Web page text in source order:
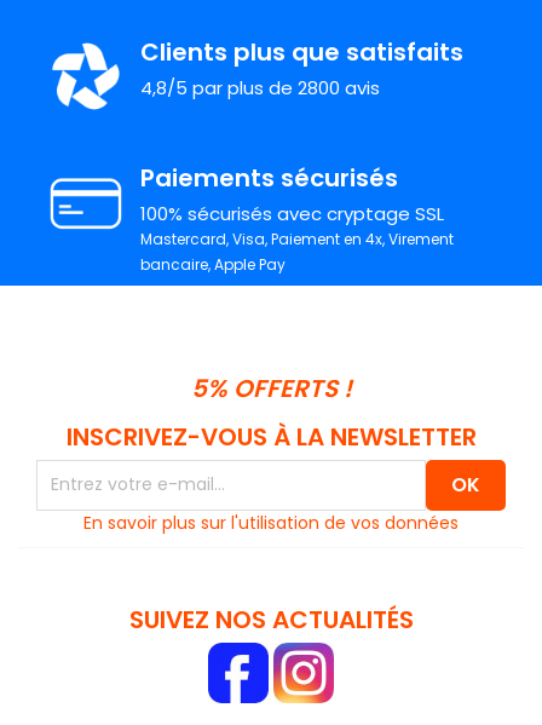
Clients plus que satisfaits
4,8/5 par plus de 2800 avis
Paiements sécurisés
100% sécurisés avec cryptage SSL
Mastercard, Visa, Paiement en 4x, Virement
bancaire, Apple Pay
5% OFFERTS !
INSCRIVEZ-VOUS À LA NEWSLETTER
En savoir plus sur l'utilisation de vos données
SUIVEZ NOS ACTUALITÉS